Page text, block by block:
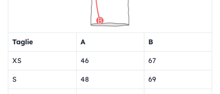
Taglie A B
XS 46 67
S 48 69